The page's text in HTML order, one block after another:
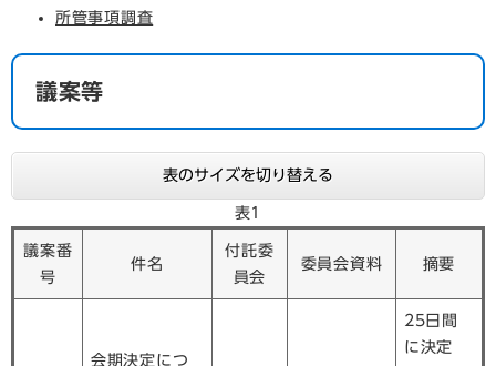
所管事項調査
議案等
表のサイズを切り替える
表1
議案番
号
件名
付託委
員会
委員会資料 摘要
会期決定につ
25日間
に決定